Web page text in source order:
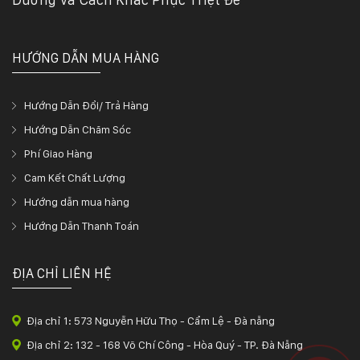
132
Võ
Chí
-
Quý
-
Đà
Nẵng
HƯỚNG DẪN MUA HÀNG
Hướng Dẫn Đổi/ Trả Hàng
Hướng Dẫn Chăm Sóc
Phí Giao Hàng
Cam Kết Chất Lượng
Hướng dẫn mua hàng
Hướng Dẫn Thanh Toán
ĐỊA CHỈ LIÊN HỆ
Địa chỉ 1: 573 Nguyễn Hữu Thọ - Cẩm Lệ - Đà nẵng
Địa chỉ 2: 132 - 168 Võ Chí Công - Hòa Quý - TP. Đà Nẵng